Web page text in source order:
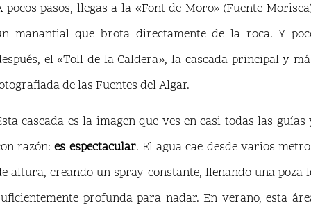
pocos pasos, llegas a la «Font de Moro» (Fuente
manantial que brota directamente de la roca. Y
el «Toll de la Caldera», la cascada principal y
de las Fuentes del Algar.
cascada es la imagen que ves en casi todas las guías
razón:es espectacular. El agua cae desde varios
altura, creando un spray constante, llenando una poza
profunda para nadar. En verano, esta